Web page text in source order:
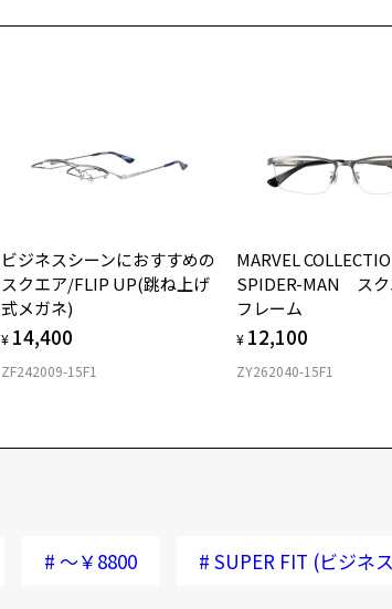
ビジネスシーンにおすすめの
スクエア/FLIP UP(跳ね上げ
式メガネ)
¥ 14,400
ZF242009-15F1
MARVEL
SPIDER-MAN スク
フレーム
¥ 12,100
ZY262040-15F1
# ～￥8800 # SUPER FIT (ビジネ